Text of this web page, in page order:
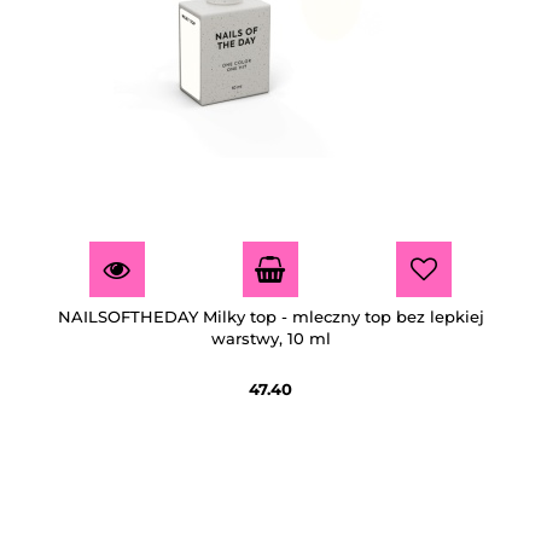
NAILSOFTHEDAY Milky top - mleczny top bez lepkiej
warstwy, 10 ml
47.40